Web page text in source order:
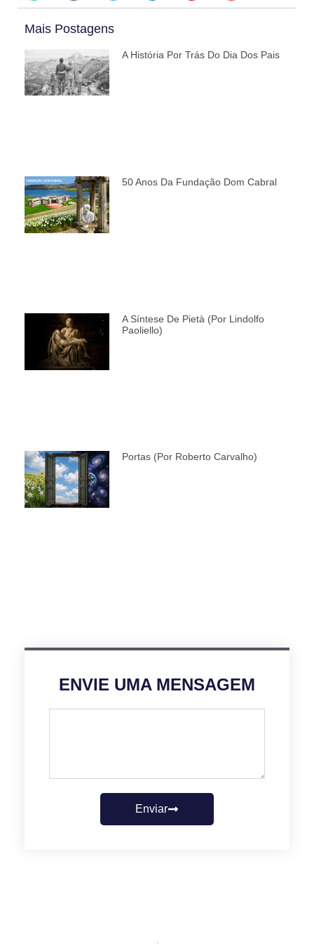
Mais Postagens
A História Por Trás Do Dia Dos Pais
50 Anos Da Fundação Dom Cabral
A Síntese De Pietà (por Lindolfo
Paoliello)
Portas (por Roberto Carvalho)
ENVIE UMA MENSAGEM
Enviar